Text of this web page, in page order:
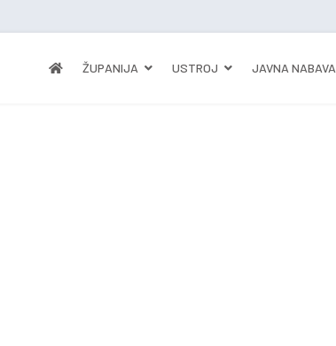
ŽUPANIJA USTROJ JAVNA NABAVA